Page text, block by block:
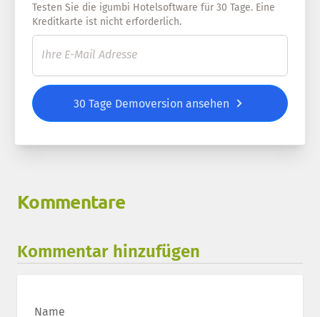
Testen Sie die igumbi Hotelsoftware für 30 Tage. Eine
Kreditkarte ist nicht erforderlich.
30 Tage Demoversion ansehen
Kommentare
Kommentar hinzufügen
Name